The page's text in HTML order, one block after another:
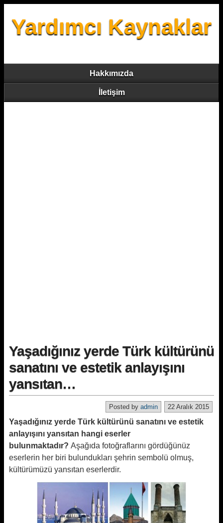
Yardımcı Kaynaklar
Hakkımızda
İletişim
Yaşadığınız yerde Türk kültürünü
sanatını ve estetik anlayışını
yansıtan…
22 Aralık 2015
Posted by admin
Yaşadığınız yerde Türk kültürünü sanatını ve estetik
anlayışını yansıtan hangi eserler
bulunmaktadır? Aşağıda fotoğraflarını gördüğünüz
eserlerin her biri bulundukları şehrin sembolü olmuş,
kültürümüzü yansıtan eserlerdir.